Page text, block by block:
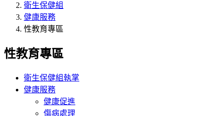
衛生保健組
健康服務
性教育專區
性教育專區
衛生保健組執掌
健康服務
健康促進
傷病處理